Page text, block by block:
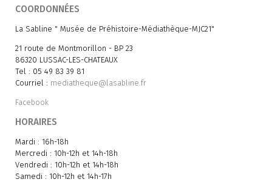
COORDONNÉES
La Sabline " Musée de Préhistoire-Médiathèque-MJC21"
21 route de Montmorillon - BP 23
86320 LUSSAC-LES-CHATEAUX
Tel : 05 49 83 39 81
Courriel : mediatheque@lasabline.fr
Facebook
HORAIRES
Mardi : 16h-18h
Mercredi : 10h-12h et 14h-18h
Vendredi : 10h-12h et 14h-18h
Samedi : 10h-12h et 14h-17h